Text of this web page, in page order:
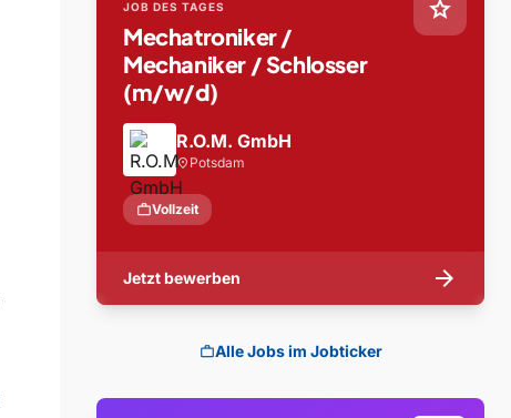
star
JOB DES TAGES
Mechatroniker /
Mechaniker / Schlosser
(m/w/d)
R.O.M. GmbH
location_on Potsdam
workVollzeit
Jetzt bewerben arrow_forward
workAlle Jobs im Jobticker